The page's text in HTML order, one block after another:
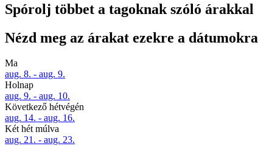
Spórolj többet a tagoknak szóló árakkal
Nézd meg az árakat ezekre a dátumokra
Ma
aug. 8. - aug. 9.
Holnap
aug. 9. - aug. 10.
Következő hétvégén
aug. 14. - aug. 16.
Két hét múlva
aug. 21. - aug. 23.